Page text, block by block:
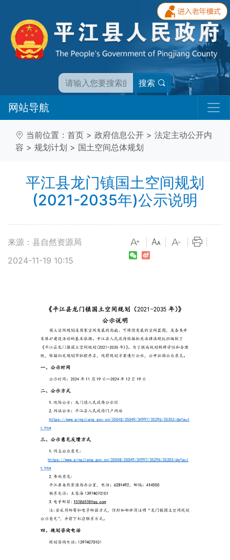
搜索
网站导航
当前位置： 首页 > 政府信息公开 > 法定主动公开内
容 > 规划计划 > 国土空间总体规划
平江县龙门镇国土空间规划
(2021-2035年)公示说明
来源：县自然资源局
2024-11-19 10:15